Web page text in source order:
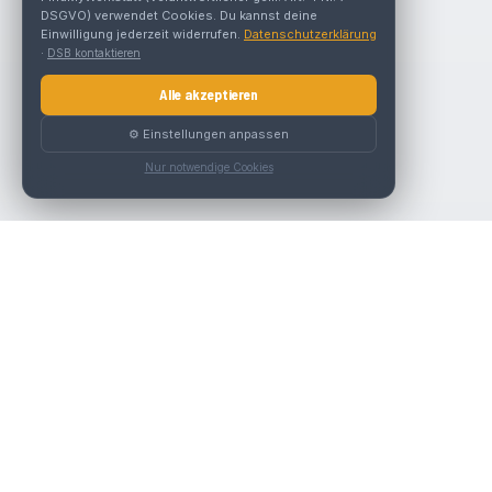
DSGVO) verwendet Cookies. Du kannst deine
Einwilligung jederzeit widerrufen. Datenschutzerklärung
· DSB kontaktieren
Alle akzeptieren
⚙️ Einstellungen anpassen
Nur notwendige Cookies